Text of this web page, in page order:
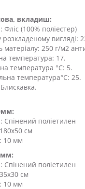
вкладиш:
Фліс (100% поліестер)
розкладеному вигляді:
матеріалу: 250 г/м2
температура: 17.
температура °C: 5.
температура°C: 25.
Спінений поліетилен
см
10 мм
Спінений поліетилен
см
10 мм